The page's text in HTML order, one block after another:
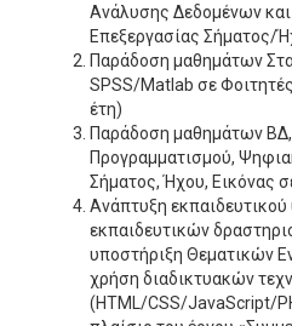
Ανάλυσης Δεδομένων
Επεξεργασίας Σήματος/
Παράδοση μαθημάτων
SPSS/Matlab σε
έτη)
Παράδοση μαθημάτων
Προγραμματισμού,
Σήματος, Ήχου, Εικόνας
Ανάπτυξη εκπαιδευτικού
εκπαιδευτικών
υποστήριξη Θεματικών
χρήση διαδικτυακών
(HTML/CSS/JavaScript/